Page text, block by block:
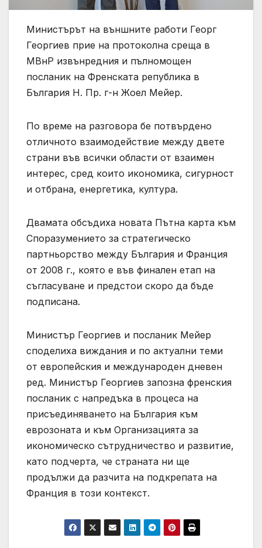
Министърът на външните работи Георг
Георгиев прие на протоколна среща в
МВнР извънредния и пълномощен
посланик на Френската република в
България Н. Пр. г-н Жоел Мейер.
По време на разговора бе потвърдено
отличното взаимодействие между двете
страни във всички области от взаимен
интерес, сред които икономика, сигурност
и отбрана, енергетика, култура.
Двамата обсъдиха новата Пътна карта към
Споразумението за стратегическо
партньорство между България и Франция
от 2008 г., която е във финален етап на
съгласуване и предстои скоро да бъде
подписана.
Министър Георгиев и посланик Мейер
споделиха виждания и по актуални теми
от европейския и международен дневен
ред. Министър Георгиев запозна френския
посланик с напредъка в процеса на
присъединяването на България към
еврозоната и към Организацията за
икономическо сътрудничество и развитие,
като подчерта, че страната ни ще
продължи да разчита на подкрепата на
Франция в този контекст.